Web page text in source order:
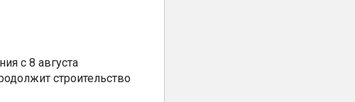
с 8 августа
строительство